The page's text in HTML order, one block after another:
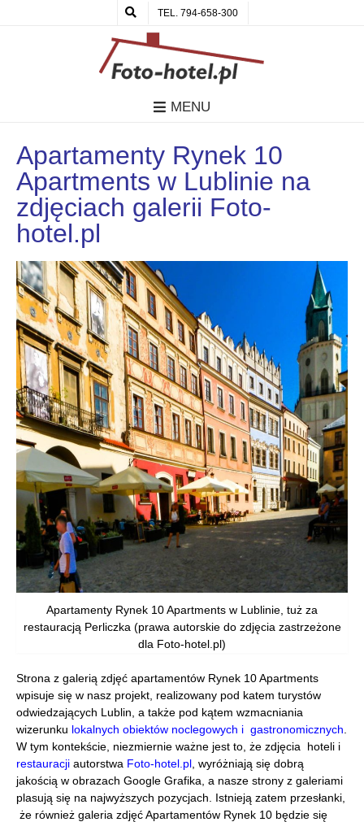
TEL. 794-658-300
MENU
Apartamenty Rynek 10
Apartments w Lublinie na
zdjęciach galerii Foto-
hotel.pl
Apartamenty Rynek 10 Apartments w Lublinie, tuż za
restauracją Perliczka (prawa autorskie do zdjęcia zastrzeżone
dla Foto-hotel.pl)
Strona z galerią zdjęć apartamentów Rynek 10 Apartments
wpisuje się w nasz projekt, realizowany pod katem turystów
odwiedzających Lublin, a także pod kątem wzmacniania
wizerunku lokalnych obiektów noclegowych i gastronomicznych
W tym kontekście, niezmiernie ważne jest to, że zdjęcia hoteli i
restauracji autorstwa Foto-hotel.pl , wyróżniają się dobrą
jakością w obrazach Google Grafika, a nasze strony z galeriami
plasują się na najwyższych pozycjach. Istnieją zatem przesłanki,
że również galeria zdjęć Apartamentów Rynek 10 będzie się